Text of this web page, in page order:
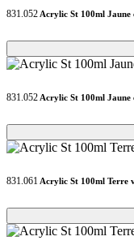
831.052 Acrylic St 100ml
Loading...
Loading...
831.052 Acrylic St 100ml
Loading...
Loading...
831.061 Acrylic St 100ml Terre
Loading...
Loading...